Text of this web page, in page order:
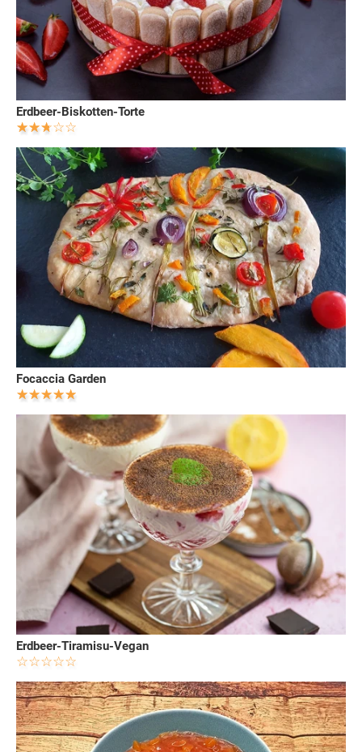
Erdbeer-Biskotten-Torte
Focaccia Garden
Erdbeer-Tiramisu-Vegan